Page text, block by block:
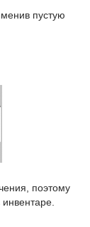
пустую
поэтому